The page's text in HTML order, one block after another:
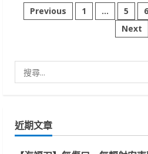
議
員
林
市
增
災
文
分
頁
Previous 1 ... 5 6
Next
尋
字:
近期文章